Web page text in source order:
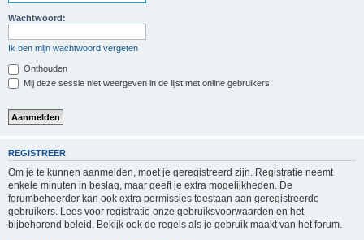
Wachtwoord:
Ik ben mijn wachtwoord vergeten
Onthouden
Mij deze sessie niet weergeven in de lijst met online gebruikers
REGISTREER
Om je te kunnen aanmelden, moet je geregistreerd zijn. Registratie neemt
enkele minuten in beslag, maar geeft je extra mogelijkheden. De
forumbeheerder kan ook extra permissies toestaan aan geregistreerde
gebruikers. Lees voor registratie onze gebruiksvoorwaarden en het
bijbehorend beleid. Bekijk ook de regels als je gebruik maakt van het forum.